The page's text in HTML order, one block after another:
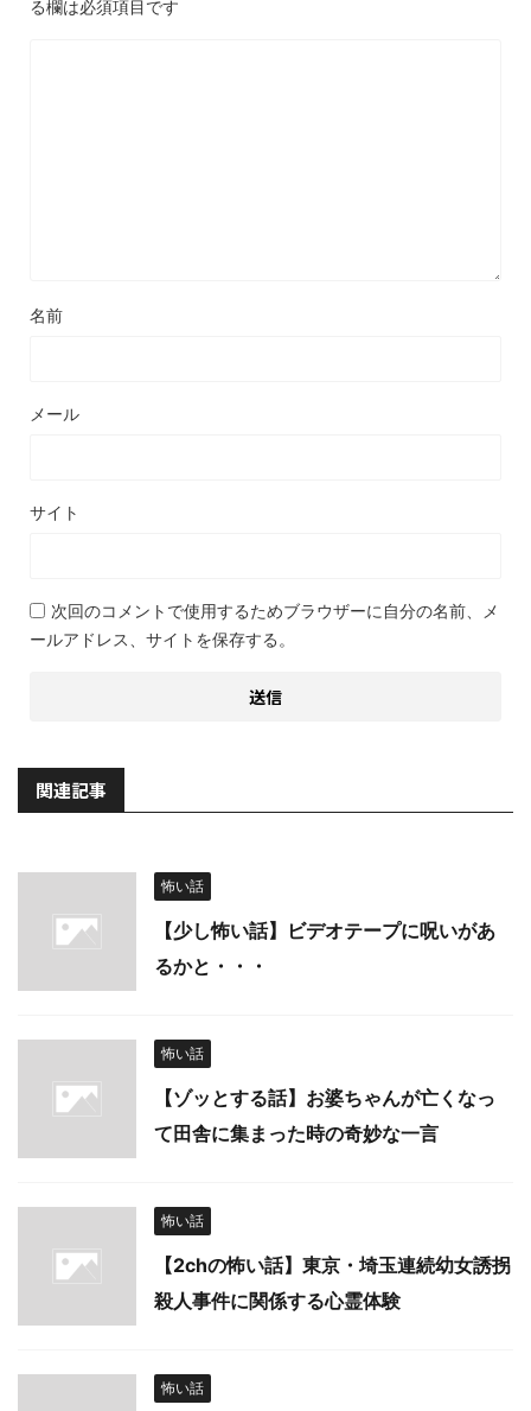
る欄は必須項目です
名前
メール
サイト
次回のコメントで使用するためブラウザーに自分の名前、メ
ールアドレス、サイトを保存する。
関連記事
怖い話
【少し怖い話】ビデオテープに呪いがあ
るかと・・・
怖い話
【ゾッとする話】お婆ちゃんが亡くなっ
て田舎に集まった時の奇妙な一言
怖い話
【2chの怖い話】東京・埼玉連続幼女誘拐
殺人事件に関係する心霊体験
怖い話